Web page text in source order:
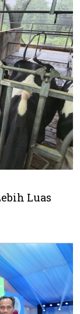
Luas